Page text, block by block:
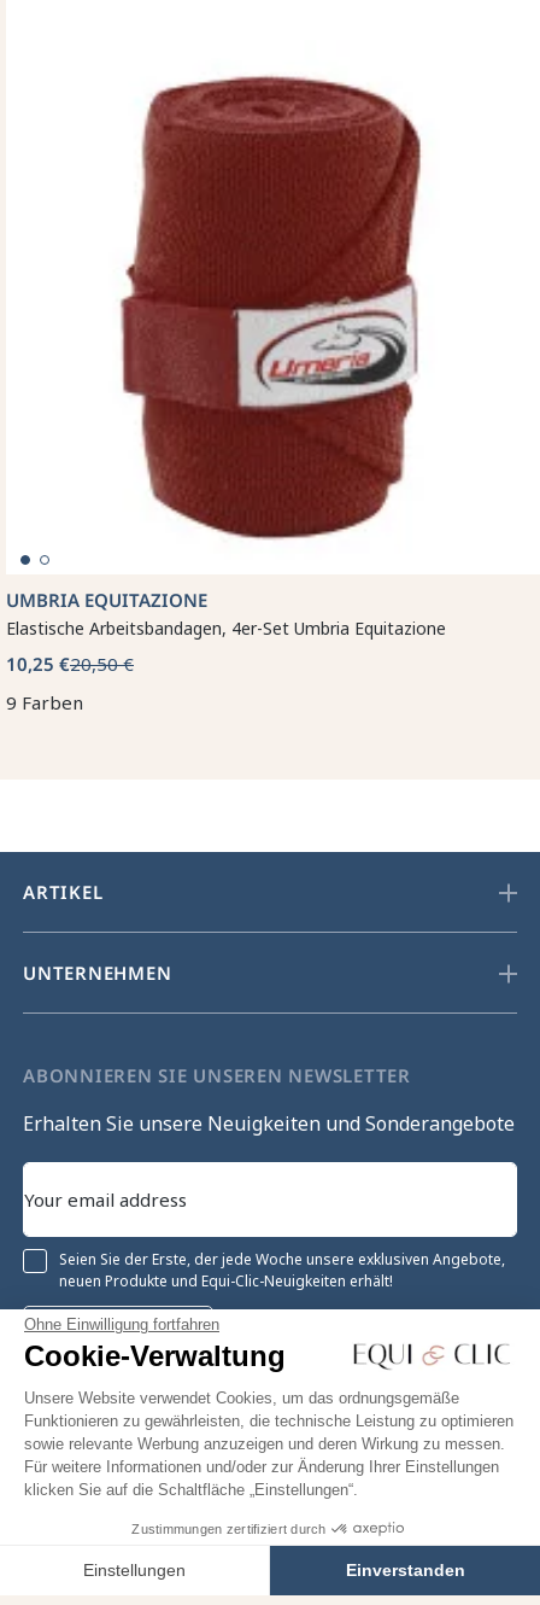
Ohne Einwilligung fortfahren
Cookie-Verwaltung
Unsere Website verwendet Cookies, um das ordnungsgemäße
Funktionieren zu gewährleisten, die technische Leistung zu optimieren
sowie relevante Werbung anzuzeigen und deren Wirkung zu messen.
Für weitere Informationen und/oder zur Änderung Ihrer Einstellungen
klicken Sie auf die Schaltfläche „Einstellungen“.
Zustimmungen zertifiziert durch
Einstellungen Einverstanden
In den Warenkorb
UMBRIA EQUITAZIONE
Elastische Arbeitsbandagen, 4er-Set Umbria Equitazione
10,25 €20,50 €
9 Farben
ARTIKEL
UNTERNEHMEN
ABONNIEREN SIE UNSEREN NEWSLETTER
Erhalten Sie unsere Neuigkeiten und Sonderangebote
Seien Sie der Erste, der jede Woche unsere exklusiven Angebote,
neuen Produkte und Equi-Clic-Neuigkeiten erhält!
Registrieren
Facebook Twitter
YouTube
Pinterest
Instagram
Equiclic © 2026